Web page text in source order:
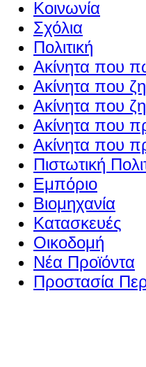
Κοινωνία
Σχόλια
Πολιτική
Ακίνητα που
Ακίνητα που
Ακίνητα που
Ακίνητα που
Ακίνητα που
Πιστωτική
Εμπόριο
Βιομηχανία
Κατασκευές
Οικοδομή
Νέα Προϊόντα
Προστασία